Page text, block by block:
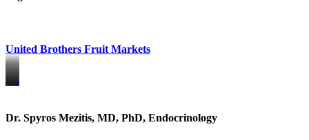
United Brothers Fruit Markets
https://www.unitedbrothersfruitmarkets.com/
https://www.unitedbrothersfruitmarkets.com/
Dr. Spyros Mezitis, MD, PhD, Endocrinology